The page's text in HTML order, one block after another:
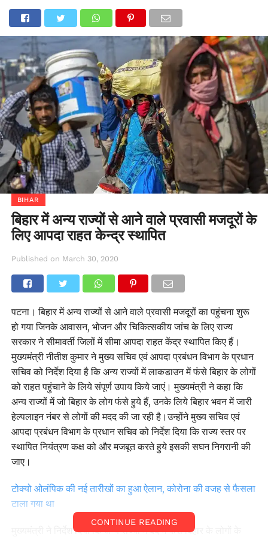
BIHAR
बिहार में अन्य राज्यों से आने वाले प्रवासी मजदूरों के
लिए आपदा राहत केन्द्र स्थापित
Published on March 30, 2020
पटना। बिहार में अन्य राज्यों से आने वाले प्रवासी मजदूरों का पहुंचना शुरू
हो गया जिनके आवासन, भोजन और चिकित्सकीय जांच के लिए राज्य
सरकार ने सीमावर्ती जिलों में सीमा आपदा राहत केंद्र स्थापित किए हैं।
मुख्यमंत्री नीतीश कुमार ने मुख्य सचिव एवं आपदा प्रबंधन विभाग के प्रधान
सचिव को निर्देश दिया है कि अन्य राज्यों में लाकडाउन में फंसे बिहार के लोगों
को राहत पहुंचाने के लिये संपूर्ण उपाय किये जाएं। मुख्यमंत्री ने कहा कि
अन्य राज्यों में जो बिहार के लोग फंसे हुये हैं, उनके लिये बिहार भवन में जारी
हेल्पलाइन नंबर से लोगों की मदद की जा रही है।उन्होंने मुख्य सचिव एवं
आपदा प्रबंधन विभाग के प्रधान सचिव को निर्देश दिया कि राज्य स्तर पर
स्थापित नियंत्रण कक्ष को और मजबूत करते हुये इसकी सघन निगरानी की
जाए।
टोक्यो ओलंपिक की नई तारीखों का हुआ ऐलान, कोरोना की वजह से फैसला
टाला गया था
मुख्यमंत्री ने निर्देश दिया कि अन्य राज्यों में बंद में फंसे बिहार के लोगों के
CONTINUE READING